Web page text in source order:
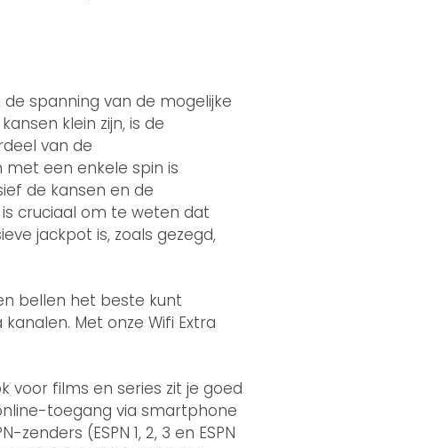
spanning van de mogelijke
klein zijn, is de
van de
met een enkele spin is
de kansen en de
cruciaal om te weten dat
jackpot is, zoals gezegd,
bellen het beste kunt
Met onze Wifi Extra
voor films en series zit je goed
toegang via smartphone
(ESPN 1, 2, 3 en ESPN